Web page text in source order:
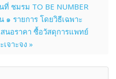
ชมรม TO BE NUMBER
๑ รายการ โดยวิธีเฉพาะ
นอราคา ซื้อวัสดุการแพทย์
จาะจง »